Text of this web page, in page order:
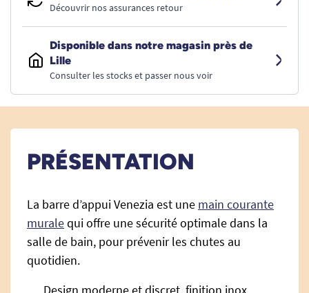
Découvrir nos assurances retour
Disponible dans notre magasin près de
Lille
Consulter les stocks et passer nous voir
PRÉSENTATION
La barre d’appui Venezia est une main courante
muralequi offre une sécurité optimale dans la
salle de bain, pour prévenir les chutes au
quotidien.